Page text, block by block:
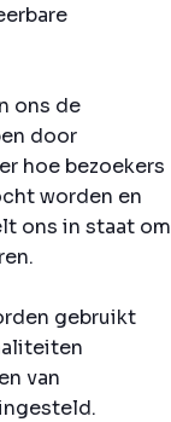
ons de
door
hoe bezoekers
worden en
ons in staat om
gebruikt
van